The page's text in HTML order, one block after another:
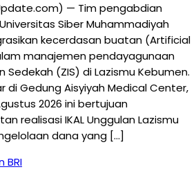
— Tim pengabdian
Siber Muhammadiyah
kecerdasan buatan (Artificial
manajemen pendayagunaan
Sedekah (ZIS) di Lazismu Kebumen.
di Gedung Aisyiyah Medical Center,
2026 ini bertujuan
realisasi IKAL Unggulan Lazismu
dana yang […]